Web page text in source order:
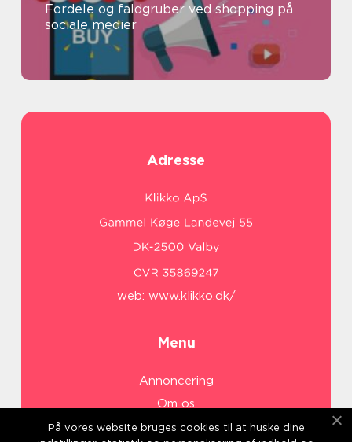
Fordele og faldgruber ved shopping på
sociale medier
Adresse
web: www.klikko.dk/
Menu
Annoncering
Om os
Cookies
På vores website bruges cookies til at huske dine